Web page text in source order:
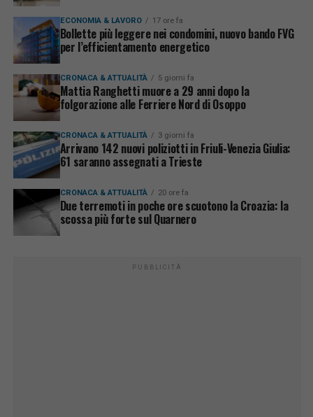
ECONOMIA & LAVORO 17 ore fa
Bollette più leggere nei condomini, nuovo bando FVG
per l’efficientamento energetico
CRONACA & ATTUALITÀ 5 giorni fa
Mattia Ranghetti muore a 29 anni dopo la
folgorazione alle Ferriere Nord di Osoppo
CRONACA & ATTUALITÀ 3 giorni fa
Arrivano 142 nuovi poliziotti in Friuli-Venezia Giulia:
61 saranno assegnati a Trieste
CRONACA & ATTUALITÀ 20 ore fa
Due terremoti in poche ore scuotono la Croazia: la
scossa più forte sul Quarnero
PUBBLICITÀ